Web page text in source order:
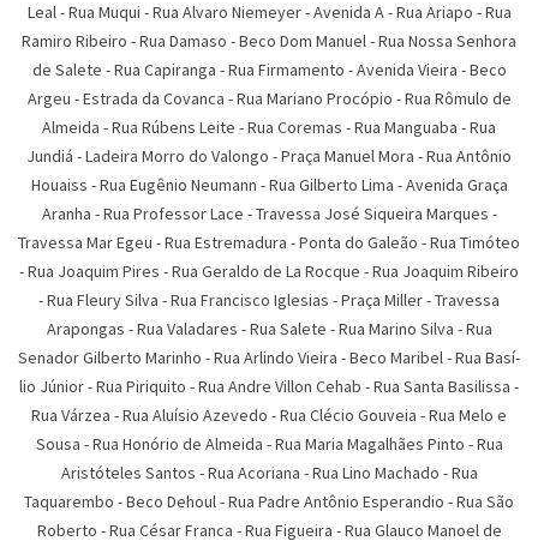
Leal-Rua Muqui -Rua Alvaro Niemeyer-Avenida A-Rua Ariapo -Rua
Ramiro Ribeiro -Rua Damaso -Beco Dom Manuel-Rua Nossa Senhora
de Salete -Rua Capiranga -Rua Firmamento -Avenida Vieira -Beco
Argeu -Estrada da Covanca -Rua Mariano Procópio -Rua Rômulo de
Almeida -Rua Rúbens Leite -Rua Coremas -Rua Manguaba -Rua
Jundiá -Ladeira Morro do Valongo -Praça Manuel Mora -Rua Antônio
Houaiss -Rua Eugênio Neumann -Rua Gilberto Lima -Avenida Graça
Aranha -Rua Professor Lace -Travessa José Siqueira Marques -
Travessa Mar Egeu -Rua Estremadura -Ponta do Galeão -Rua Timóteo
-Rua Joaquim Pires -Rua Geraldo de La Rocque -Rua Joaquim Ribeiro
-Rua Fleury Silva -Rua Francisco Iglesias -Praça Miller-Travessa
Arapongas -Rua Valadares -Rua Salete -Rua Marino Silva -Rua
Senador Gilberto Marinho -Rua Arlindo Vieira -Beco Maribel-Rua Basí­
lio Júnior-Rua Piriquito -Rua Andre Villon Cehab -Rua Santa Basilissa -
Rua Várzea -Rua Aluí­sio Azevedo -Rua Clécio Gouveia -Rua Melo e
Sousa -Rua Honório de Almeida -Rua Maria Magalhães Pinto -Rua
Aristóteles Santos -Rua Acoriana -Rua Lino Machado -Rua
Taquarembo -Beco Dehoul-Rua Padre Antônio Esperandio -Rua São
Roberto -Rua César Franca -Rua Figueira -Rua Glauco Manoel de